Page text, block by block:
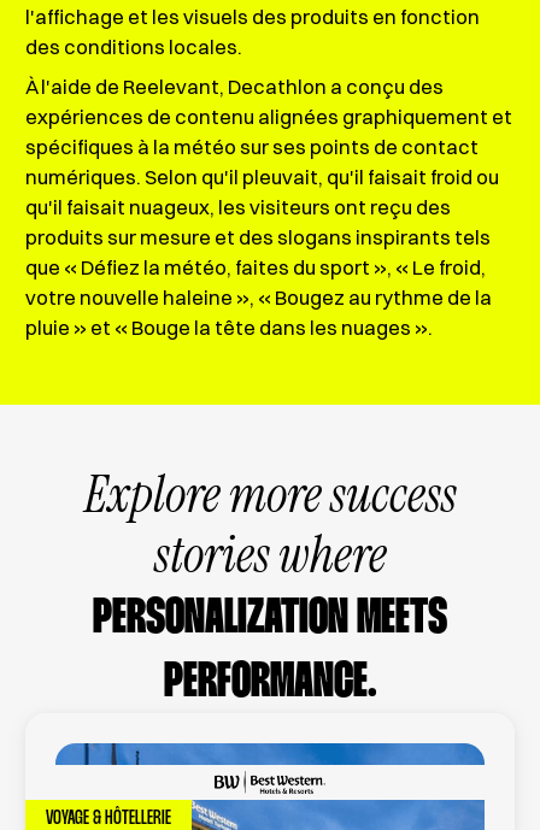
l'affichage et les visuels des produits en fonction
des conditions locales.
À l'aide de Reelevant, Decathlon a conçu des
expériences de contenu alignées graphiquement et
spécifiques à la météo sur ses points de contact
numériques. Selon qu'il pleuvait, qu'il faisait froid ou
qu'il faisait nuageux, les visiteurs ont reçu des
produits sur mesure et des slogans inspirants tels
que « Défiez la météo, faites du sport », « Le froid,
votre nouvelle haleine », « Bougez au rythme de la
pluie » et « Bouge la tête dans les nuages ».
Explore more success
stories where
PERSONALIZATION MEETS
PERFORMANCE.
VOYAGE & HÔTELLERIE